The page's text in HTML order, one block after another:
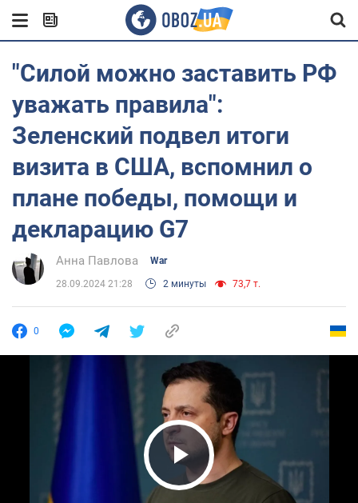
"Силой можно заставить РФ
уважать правила":
Зеленский подвел итоги
визита в США, вспомнил о
плане победы, помощи и
декларацию G7
Анна Павлова War
28.09.2024 21:28 2 минуты 73,7 т.
0
Play Video